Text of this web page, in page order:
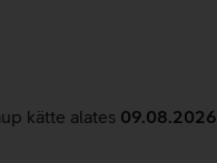
kätte alates 09.08.2026